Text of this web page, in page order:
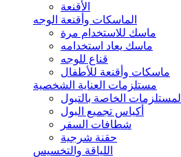
الأقنعة
الماسكات وأقنعة الوجه
ماسك للاستخدام مرة
ماسك يعاد استخدامه
قناع للوجه
ماسكات وأقنعة للأطفال
مستلزمات العناية الشخصية
المستلزمات الخاصة بالتبول
أكياس تجميع البول
شطافات السفر
حقنة شرجية
اللياقة والتخسيس